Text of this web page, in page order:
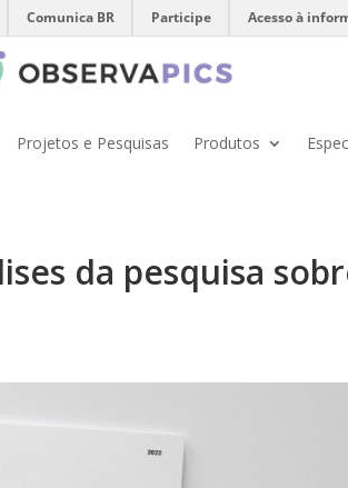
Comunica BR Participe Acesso à
Projetos e Pesquisas Produtos
da pesquisa